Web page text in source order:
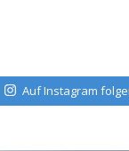
Auf Instagram